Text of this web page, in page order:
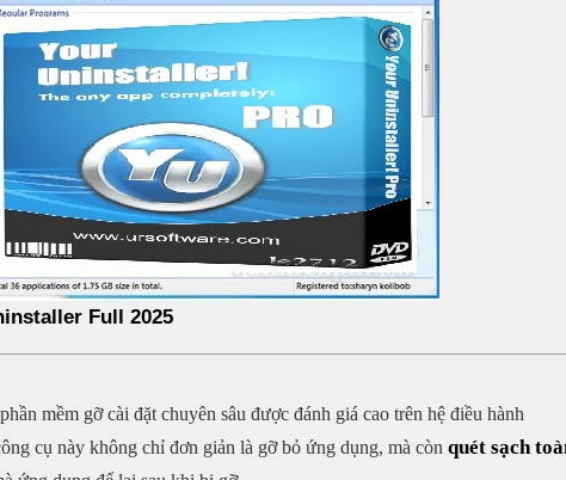
Full 2025
mềm gỡ cài đặt chuyên sâu được đánh giá cao trên hệ điều hành
cụ này không chỉ đơn giản là gỡ bỏ ứng dụng, mà còn quét sạch